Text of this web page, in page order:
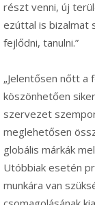
részt venni, új
ezúttal is bizalmat
fejlődni, tanulni.”
„Jelentősen nőtt a
köszönhetően
szervezet
meglehetősen
globális márkák
Utóbbiak esetén
munkára van